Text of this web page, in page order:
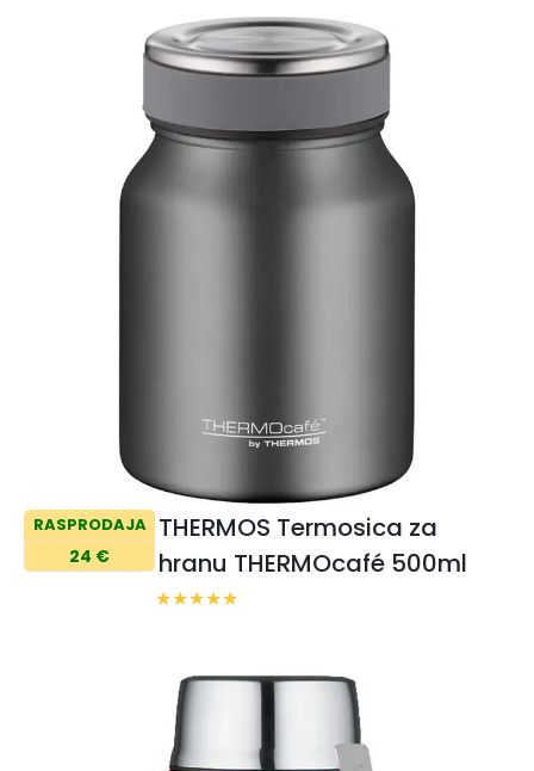
RASPRODAJA
24 €
THERMOS Termosica za
hranu THERMOcafé 500ml